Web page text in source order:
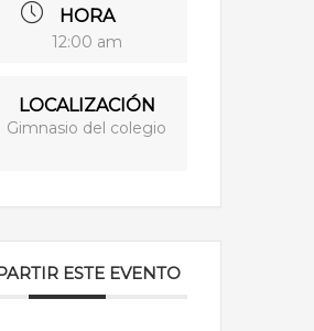
HORA
12:00 am
LOCALIZACIÓN
Gimnasio del colegio
ESTE EVENTO